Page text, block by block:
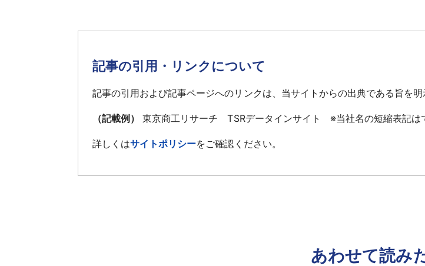
記事の引用・リンクについて
記事の引用および記事ページへのリンクは、当サイトからの出典である旨を明
（記載例） 東京商工リサーチ TSRデータインサイト ※当社名の短縮表記は
詳しくはサイトポリシーをご確認ください。
あわせて読み